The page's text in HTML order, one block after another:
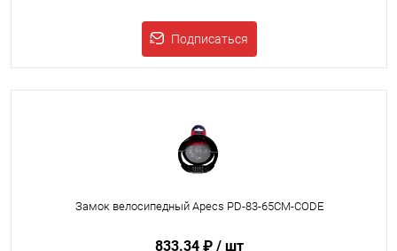
Подписаться
Замок велосипедный Apecs PD-83-65CM-CODE
833.34 ₽ / шт